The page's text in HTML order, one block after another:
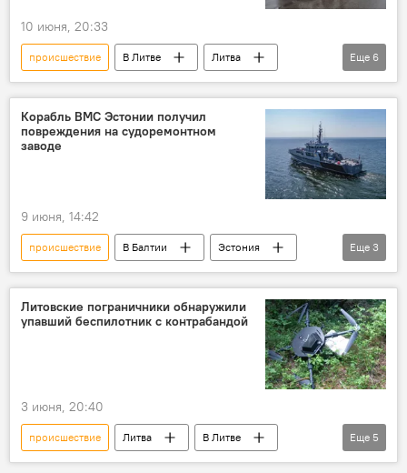
10 июня, 20:33
происшествие В Литве
Литва
контрабанда сигарет
контрабанда
сигареты
таможня Литвы
Происшествия
Еще 6
Корабль ВМС Эстонии получил
повреждения на судоремонтном
заводе
9 июня, 14:42
происшествие В Балтии
Эстония
военный корабль
корабль
Еще 3
Литовские пограничники обнаружили
упавший беспилотник с контрабандой
3 июня, 20:40
происшествие Литва
В Литве
контрабанда сигарет
контрабанда
Еще 5